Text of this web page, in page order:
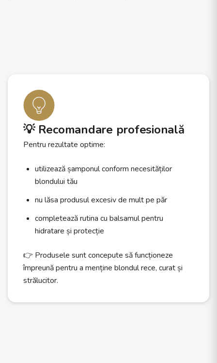
💡 Recomandare profesională
Pentru rezultate optime:
utilizează șamponul conform necesităților
blondului tău
nu lăsa produsul excesiv de mult pe păr
completează rutina cu balsamul pentru
hidratare și protecție
👉 Produsele sunt concepute să funcționeze
împreună pentru a menține blondul rece, curat și
strălucitor.